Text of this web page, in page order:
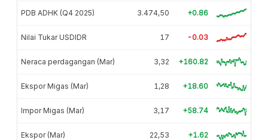
PDB ADHK (Q4 2025) 3.474,50 +0.86
Nilai Tukar USDIDR 17 -0.03
Neraca perdagangan (Mar) 3,32 +160.82
Ekspor Migas (Mar) 1,28 +18.60
Impor Migas (Mar) 3,17 +58.74
Ekspor (Mar) 22,53 +1.62